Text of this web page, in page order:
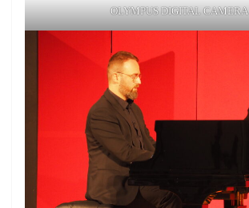
OLYMPUS DIGITAL CAMERA